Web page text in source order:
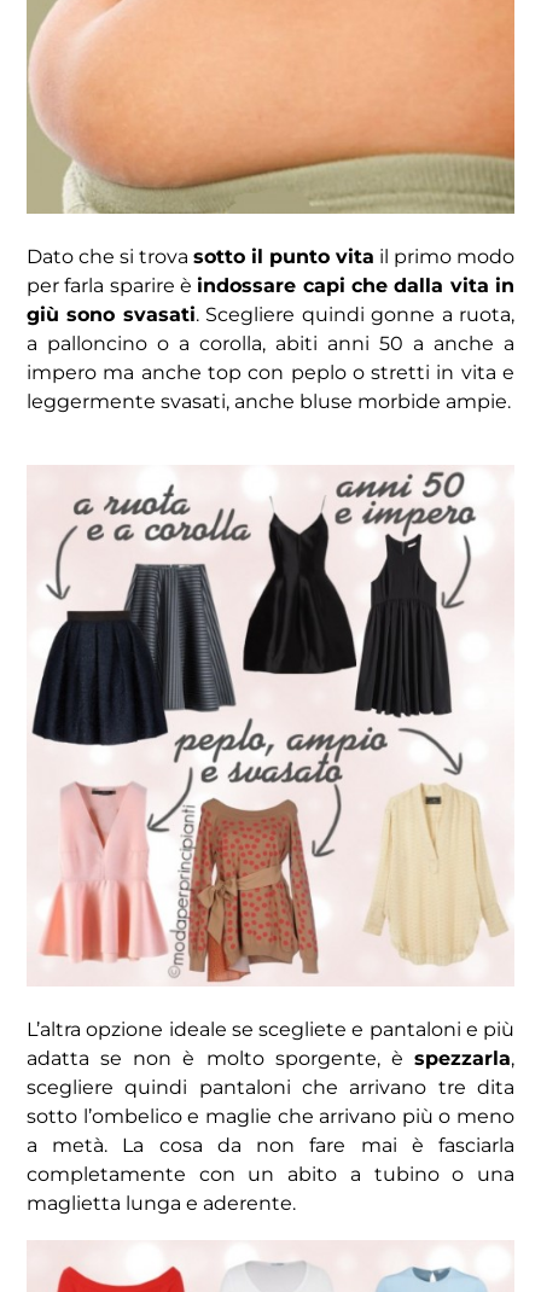
Dato che si trova sotto il punto vita il primo modo
per farla sparire èindossare capi che dalla vita in
giù sono svasati. Scegliere quindi gonne a ruota,
a palloncino o a corolla, abiti anni 50 a anche a
impero ma anche top con peplo o stretti in vita e
leggermente svasati, anche bluse morbide ampie.
L’altra opzione ideale se scegliete e pantaloni e più
adatta se non è molto sporgente, è spezzarla,
scegliere quindi pantaloni che arrivano tre dita
sotto l’ombelico e maglie che arrivano più o meno
a metà. La cosa da non fare mai è fasciarla
completamente con un abito a tubino o una
maglietta lunga e aderente.